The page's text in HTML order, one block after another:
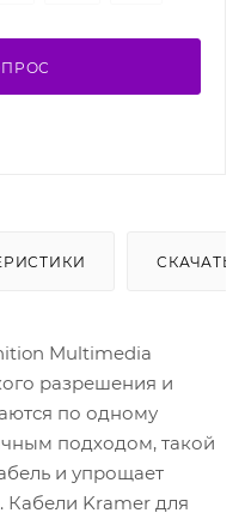
СКАЧАТЬ
Multimedia
разрешения и
по одному
подходом, такой
и упрощает
Kramer для